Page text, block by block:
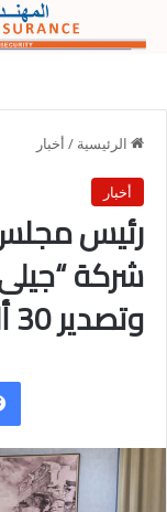
الرئيسية / أخبار
أخبار
رئيس مجلس
شركة
وتصدير 30 ألف سيارة